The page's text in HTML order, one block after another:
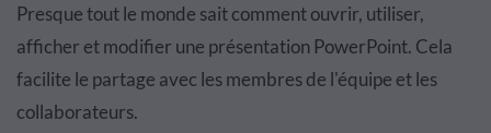
Presque tout le monde sait comment ouvrir, utiliser,
afficher et modifier une présentation PowerPoint. Cela
facilite le partage avec les membres de l'équipe et les
collaborateurs.